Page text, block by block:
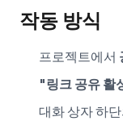
작동 방식
프로젝트에서
"링크 공유 활
대화 상자 하